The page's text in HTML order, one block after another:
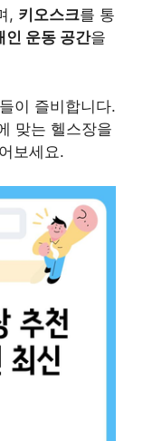
, 키오스크를 통
인 운동 공간을
들이 즐비합니다.
맞는 헬스장을
보세요.